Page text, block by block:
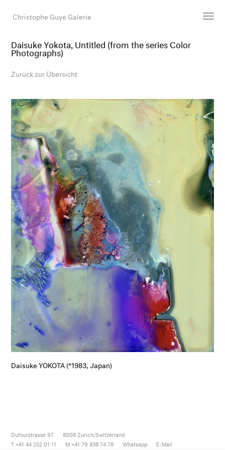
Christophe Guye Galerie
Newsroom
Shop
Galerie
Suche
E-Mail
EN
Daisuke Yokota, Untitled (from the series Color
Photographs)
Zurück zur Übersicht
Daisuke YOKOTA (*1983, Japan)
Dufourstrasse 97 8008 Zurich/Switzerland
T +41 44 252 01 11
M +41 79 838 74 78 Whatsapp E-Mail